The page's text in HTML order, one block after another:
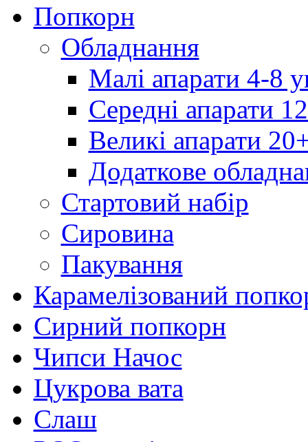
Попкорн
Обладнання
Малі апарати 4-8
Середні апарати
Великі апарати
Додаткове
Стартовий набір
Сировина
Пакування
Карамелізований
Сирний попкорн
Чипси Начос
Цукрова вата
Слаш